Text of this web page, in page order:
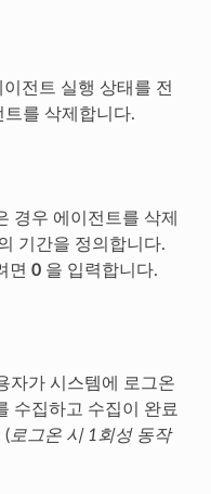
이전트 실행 상태를 전
를 삭제합니다.
경우 에이전트를 삭제
기간을 정의합니다.
면 0을 입력합니다.
자가 시스템에 로그온
수집하고 수집이 완료
(로그온 시 1회성 동작